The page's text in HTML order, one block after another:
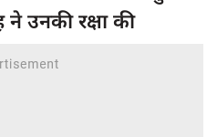
ने उनकी रक्षा की